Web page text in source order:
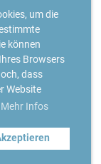
um die
können
Browsers
dass
Website
Mehr Infos